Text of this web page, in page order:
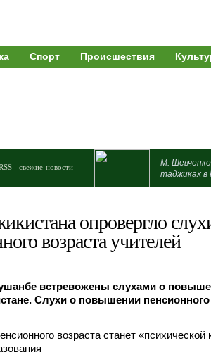
Спорт Происшествия
свежие новости
М.
таджиках в
опровергло
возраста учителей
встревожены слухами о
Слухи о повышении пенсионного
возраста станет «психической